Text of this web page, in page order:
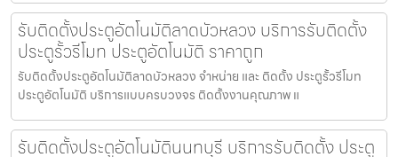
รับติดตั้งประตูอัตโนมัติลาดบัวหลวง บริการรับติดตั้ง
ประตูรั้วรีโมท ประตูอัตโนมัติ ราคาถูก
รับติดตั้งประตูอัตโนมัติลาดบัวหลวง จำหน่าย และ ติดตั้ง ประตูรั้วรีโมท
ประตูอัตโนมัติ บริการแบบครบวงจร ติดตั้งงานคุณภาพ แ
รับติดตั้งประตูอัตโนมัตินนทบุรี บริการรับติดตั้ง ประตู